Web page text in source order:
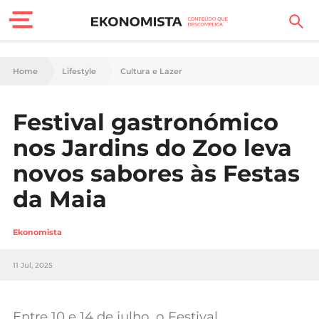
Finanças Pessoais
Carreira
Casa
Lifestyle
Sociedade
Tecnologia
Negócios
Home Lifestyle Cultura e Lazer
Festival gastronómico
nos Jardins do Zoo leva
novos sabores às Festas
da Maia
Ekonomista
11 Jul, 2025